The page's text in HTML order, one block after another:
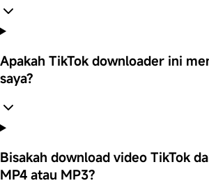
Apakah TikTok downloader ini
saya?
Bisakah download video TikTok
MP4 atau MP3?